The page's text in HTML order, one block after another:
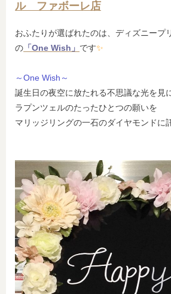
ル ファボーレ店
おふたりが選ばれたのは、ディズニープ
の 「One Wish」 です✨
～One Wish～
誕生日の夜空に放たれる不思議な光を見
ラプンツェルのたったひとつの願いを
マリッジリングの一石のダイヤモンドに